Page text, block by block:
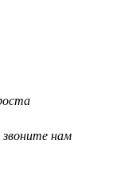
нам